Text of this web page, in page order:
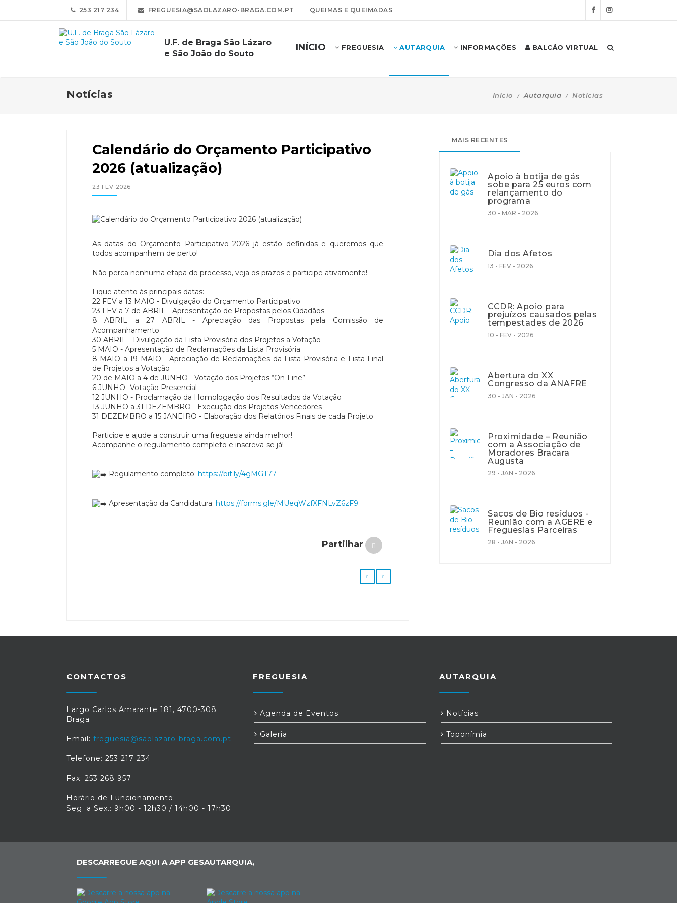
253 217 234 FREGUESIA@SAOLAZARO-BRAGA.COM.PT QUEIMAS E QUEIMADAS
U.F. de Braga São Lázaro
e São João do Souto
INÍCIO FREGUESIA AUTARQUIA INFORMAÇÕES BALCÃO VIRTUAL
Notícias Início Autarquia Notícias
Calendário do Orçamento Participativo
2026 (atualização)
23-FEV-2026
As datas do Orçamento Participativo 2026 já estão definidas e queremos que
todos acompanhem de perto!
Não perca nenhuma etapa do processo, veja os prazos e participe ativamente!
Fique atento às principais datas:
22 FEV a 13 MAIO - Divulgação do Orçamento Participativo
23 FEV a 7 de ABRIL - Apresentação de Propostas pelos Cidadãos
8 ABRIL a 27 ABRIL - Apreciação das Propostas pela Comissão de
Acompanhamento
30 ABRIL - Divulgação da Lista Provisória dos Projetos a Votação
5 MAIO - Apresentação de Reclamações da Lista Provisória
8 MAIO a 19 MAIO - Apreciação de Reclamações da Lista Provisória e Lista Final
de Projetos a Votação
20 de MAIO a 4 de JUNHO - Votação dos Projetos “On-Line”
6 JUNHO- Votação Presencial
12 JUNHO - Proclamação da Homologação dos Resultados da Votação
13 JUNHO a 31 DEZEMBRO - Execução dos Projetos Vencedores
31 DEZEMBRO a 15 JANEIRO - Elaboração dos Relatórios Finais de cada Projeto
Participe e ajude a construir uma freguesia ainda melhor!
Acompanhe o regulamento completo e inscreva-se já!
Regulamento completo: https://bit.ly/4gMGT77
Apresentação da Candidatura: https://forms.gle/MUeqWzfXFNLvZ6zF9
Partilhar
MAIS RECENTES
Apoio à botija de gás
sobe para 25 euros com
relançamento do
programa
30 - MAR - 2026
Dia dos Afetos
13 - FEV - 2026
CCDR: Apoio para
prejuízos causados pelas
tempestades de 2026
10 - FEV - 2026
Abertura do XX
Congresso da ANAFRE
30 - JAN - 2026
Proximidade – Reunião
com a Associação de
Moradores Bracara
Augusta
29 - JAN - 2026
Sacos de Bio resíduos -
Reunião com a AGERE e
Freguesias Parceiras
28 - JAN - 2026
CONTACTOS
Largo Carlos Amarante 181, 4700-308
Braga
Email: freguesia@saolazaro-braga.com.pt
Telefone: 253 217 234
Fax: 253 268 957
Horário de Funcionamento:
Seg. a Sex.: 9h00 - 12h30 / 14h00 - 17h30
FREGUESIA
Agenda de Eventos
Galeria
AUTARQUIA
Notícias
Toponímia
DESCARREGUE AQUI A APP GESAUTARQUIA,